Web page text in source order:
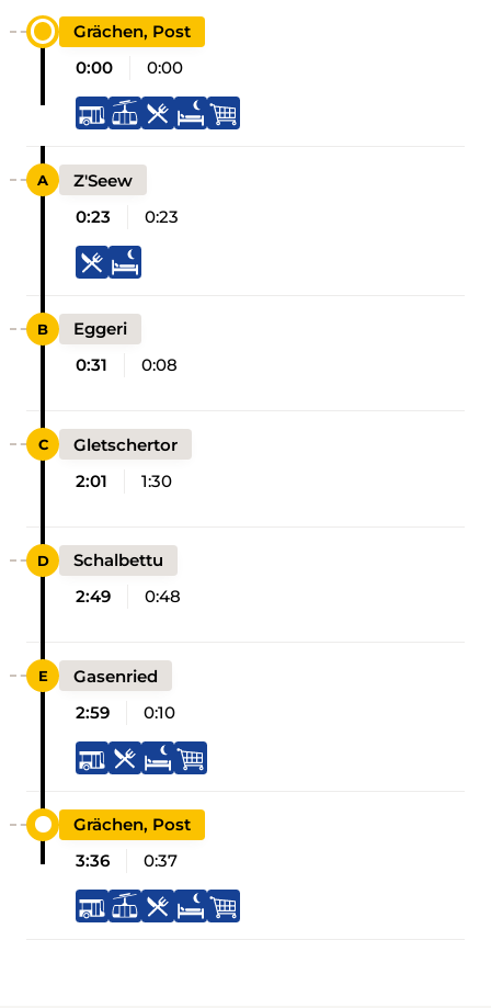
Grächen, Post
0:00
0:00
Z'Seew
0:23
0:23
Eggeri
0:31
0:08
Gletschertor
2:01
1:30
Schalbettu
2:49
0:48
Gasenried
2:59
0:10
Grächen, Post
3:36
0:37